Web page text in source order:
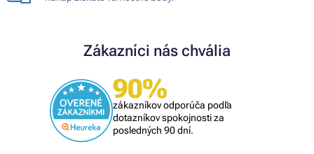
Zákazníci nás chvália
90%
zákazníkov odporúča podľa
dotazníkov spokojnosti za
posledných 90 dní.